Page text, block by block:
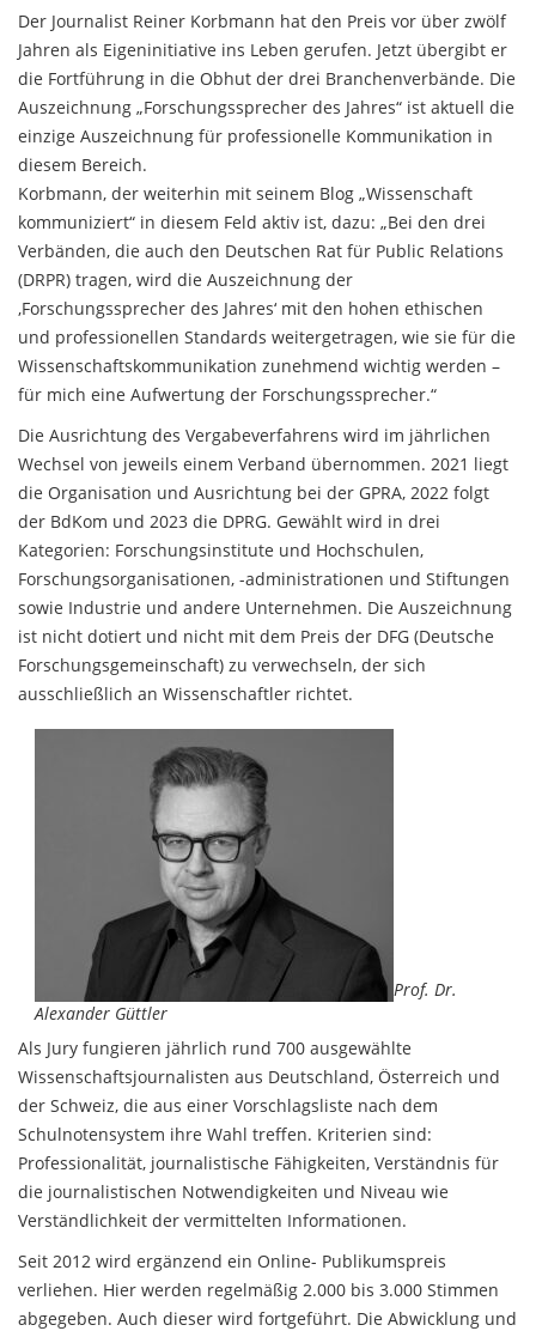
Der Journalist Reiner Korbmann hat den Preis vor über zwölf
Jahren als Eigeninitiative ins Leben gerufen. Jetzt übergibt er
die Fortführung in die Obhut der drei Branchenverbände. Die
Auszeichnung „Forschungssprecher des Jahres“ ist aktuell die
einzige Auszeichnung für professionelle Kommunikation in
diesem Bereich.
Korbmann, der weiterhin mit seinem Blog „Wissenschaft
kommuniziert“ in diesem Feld aktiv ist, dazu: „Bei den drei
Verbänden, die auch den Deutschen Rat für Public Relations
(DRPR) tragen, wird die Auszeichnung der
‚Forschungssprecher des Jahres‘ mit den hohen ethischen
und professionellen Standards weitergetragen, wie sie für die
Wissenschaftskommunikation zunehmend wichtig werden –
für mich eine Aufwertung der Forschungssprecher.“
Die Ausrichtung des Vergabeverfahrens wird im jährlichen
Wechsel von jeweils einem Verband übernommen. 2021 liegt
die Organisation und Ausrichtung bei der GPRA, 2022 folgt
der BdKom und 2023 die DPRG. Gewählt wird in drei
Kategorien: Forschungsinstitute und Hochschulen,
Forschungsorganisationen, -administrationen und Stiftungen
sowie Industrie und andere Unternehmen. Die Auszeichnung
ist nicht dotiert und nicht mit dem Preis der DFG (Deutsche
Forschungsgemeinschaft) zu verwechseln, der sich
ausschließlich an Wissenschaftler richtet.
Prof. Dr.
Alexander Güttler
Als Jury fungieren jährlich rund 700 ausgewählte
Wissenschaftsjournalisten aus Deutschland, Österreich und
der Schweiz, die aus einer Vorschlagsliste nach dem
Schulnotensystem ihre Wahl treffen. Kriterien sind:
Professionalität, journalistische Fähigkeiten, Verständnis für
die journalistischen Notwendigkeiten und Niveau wie
Verständlichkeit der vermittelten Informationen.
Seit 2012 wird ergänzend ein Online- Publikumspreis
verliehen. Hier werden regelmäßig 2.000 bis 3.000 Stimmen
abgegeben. Auch dieser wird fortgeführt. Die Abwicklung und